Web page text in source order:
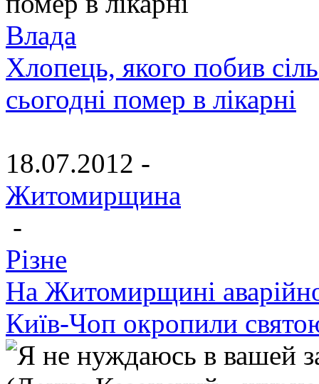
Влада
Хлопець, якого побив
сьогодні помер в лікарні
18.07.2012 -
Житомирщина
-
Різне
На Житомирщині
Київ-Чоп окропили